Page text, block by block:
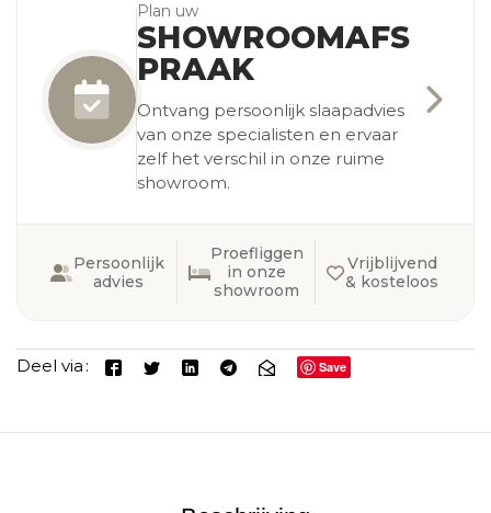
Plan uw
SHOWROOMAFS
PRAAK
Ontvang persoonlijk slaapadvies
van onze specialisten en ervaar
zelf het verschil in onze ruime
showroom.
Persoonlijk
advies
Proefliggen
in onze
showroom
Vrijblijvend
& kosteloos
Deel via Save